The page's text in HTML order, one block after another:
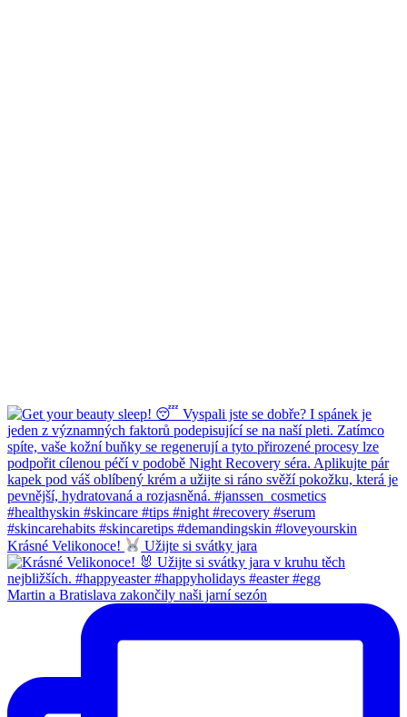
Krásné Velikonoce! Užijte si svátky jara
Martin a Bratislava zakončily naši jarní sezón